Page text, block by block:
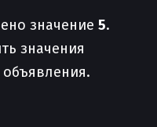
значение 5.
значения